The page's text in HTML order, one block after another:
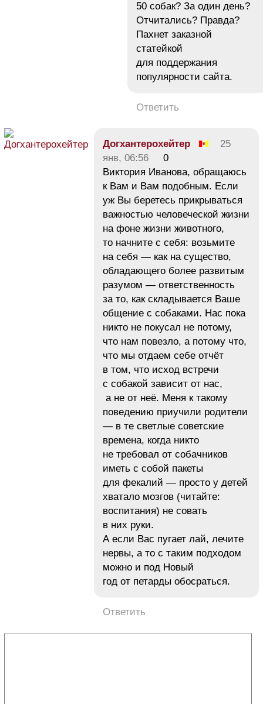
50 собак? За один день?
Отчитались? Правда?
Пахнет заказной
статейкой
для поддержания
популярности сайта.
Ответить
Догхантерохейтер
25
янв, 06:56
0
Виктория Иванова, обращаюсь
к Вам и Вам подобным. Если
уж Вы беретесь прикрываться
важностью человеческой жизни
на фоне жизни животного,
то начните с себя: возьмите
на себя — как на существо,
обладающего более развитым
разумом — ответственность
за то, как складывается Ваше
общение с собаками. Нас пока
никто не покусал не потому,
что нам повезло, а потому что,
что мы отдаем себе отчёт
в том, что исход встречи
с собакой зависит от нас,
а не от неё. Меня к такому
поведению приучили родители
— в те светлые советские
времена, когда никто
не требовал от собачников
иметь с собой пакеты
для фекалий — просто у детей
хватало мозгов (читайте:
воспитания) не совать
в них руки.
А если Вас пугает лай, лечите
нервы, а то с таким подходом
можно и под Новый
год от петарды обосраться.
Ответить